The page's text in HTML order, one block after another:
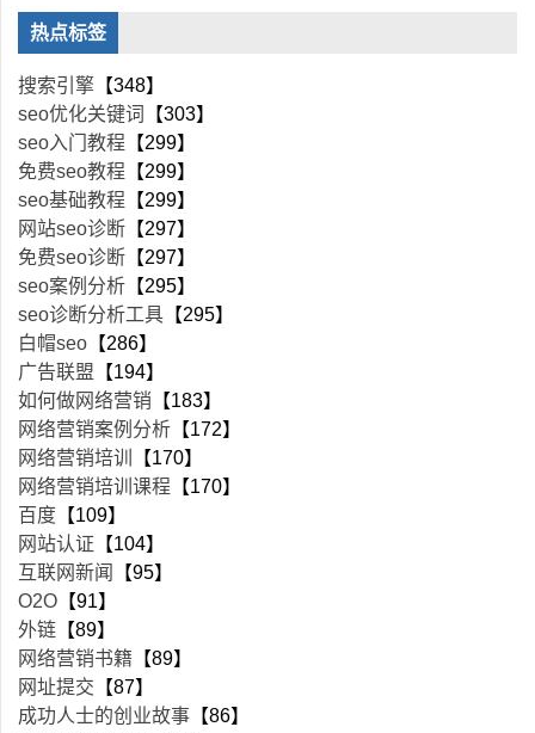
热点标签
搜索引擎 【348】
seo优化关键词
【303】
seo入门教程 【299】
免费seo教程 【299】
seo基础教程 【299】
网站seo诊断 【297】
免费seo诊断 【297】
seo案例分析 【295】
seo诊断分析工具 【295】
白帽seo 【286】
广告联盟 【194】
如何做网络营销 【183】
网络营销案例分析 【172】
网络营销培训
【170】
网络营销培训课程 【170】
百度 【109】
网站认证 【104】
互联网新闻
【95】
O2O 【91】
外链 【89】
网络营销书籍 【89】
网址提交 【87】
成功人士的创业故事 【86】